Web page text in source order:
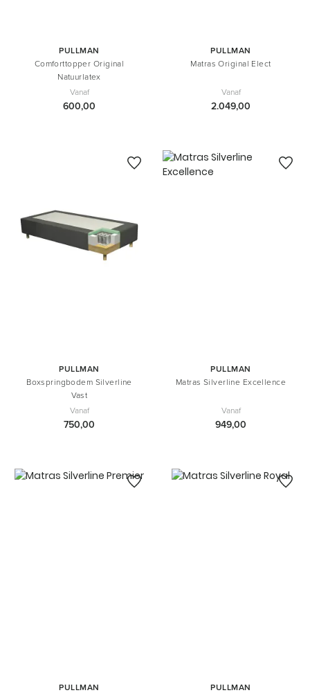
PULLMAN
Comforttopper Original
Natuurlatex
Vanaf
600,00
PULLMAN
Matras Original Elect
Vanaf
2.049,00
PULLMAN
Boxspringbodem Silverline
Vast
Vanaf
750,00
PULLMAN
Matras Silverline Excellence
Vanaf
949,00
PULLMAN
PULLMAN